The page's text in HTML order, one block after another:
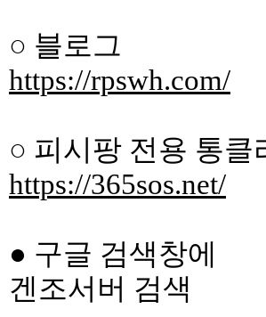
○ 블로그
https://rpswh.com/
○ 피시팡 전용 통클
https://365sos.net/
● 구글 검색창에
겐조서버 검색